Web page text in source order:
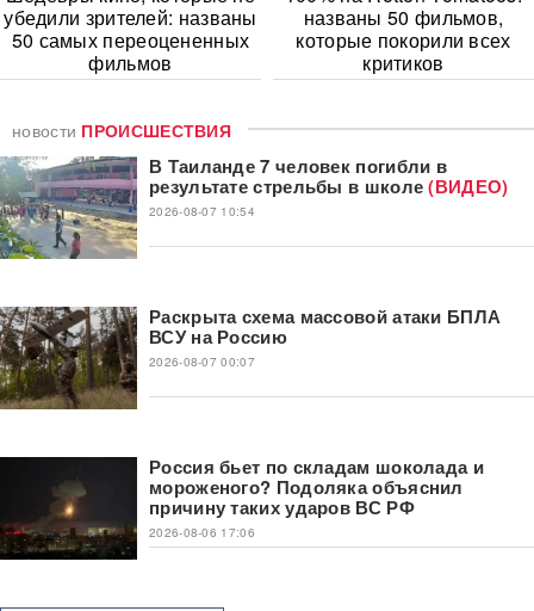
убедили зрителей: названы
50 самых переоцененных
фильмов
названы 50 фильмов,
которые покорили всех
критиков
новости ПРОИСШЕСТВИЯ
В Таиланде 7 человек погибли в
результате стрельбы в школе(ВИДЕО)
2026-08-07 10:54
Раскрыта схема массовой атаки БПЛА
ВСУ на Россию
2026-08-07 00:07
Россия бьет по складам шоколада и
мороженого? Подоляка объяснил
причину таких ударов ВС РФ
2026-08-06 17:06